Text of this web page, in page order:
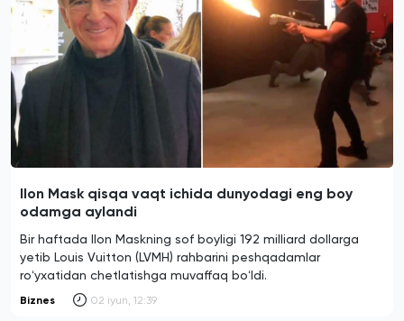
Ilon Mask qisqa vaqt ichida dunyodagi eng boy
odamga aylandi
Bir haftada Ilon Maskning sof boyligi 192 milliard dollarga
yetib Louis Vuitton (LVMH) rahbarini peshqadamlar
roʻyxatidan chetlatishga muvaffaq boʻldi.
Biznes 02 iyun, 12:39